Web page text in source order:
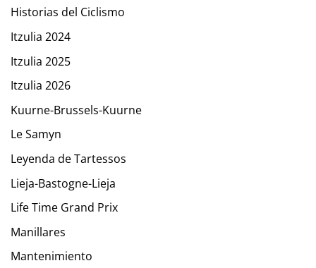
Historias del Ciclismo
Itzulia 2024
Itzulia 2025
Itzulia 2026
Kuurne-Brussels-Kuurne
Le Samyn
Leyenda de Tartessos
Lieja-Bastogne-Lieja
Life Time Grand Prix
Manillares
Mantenimiento